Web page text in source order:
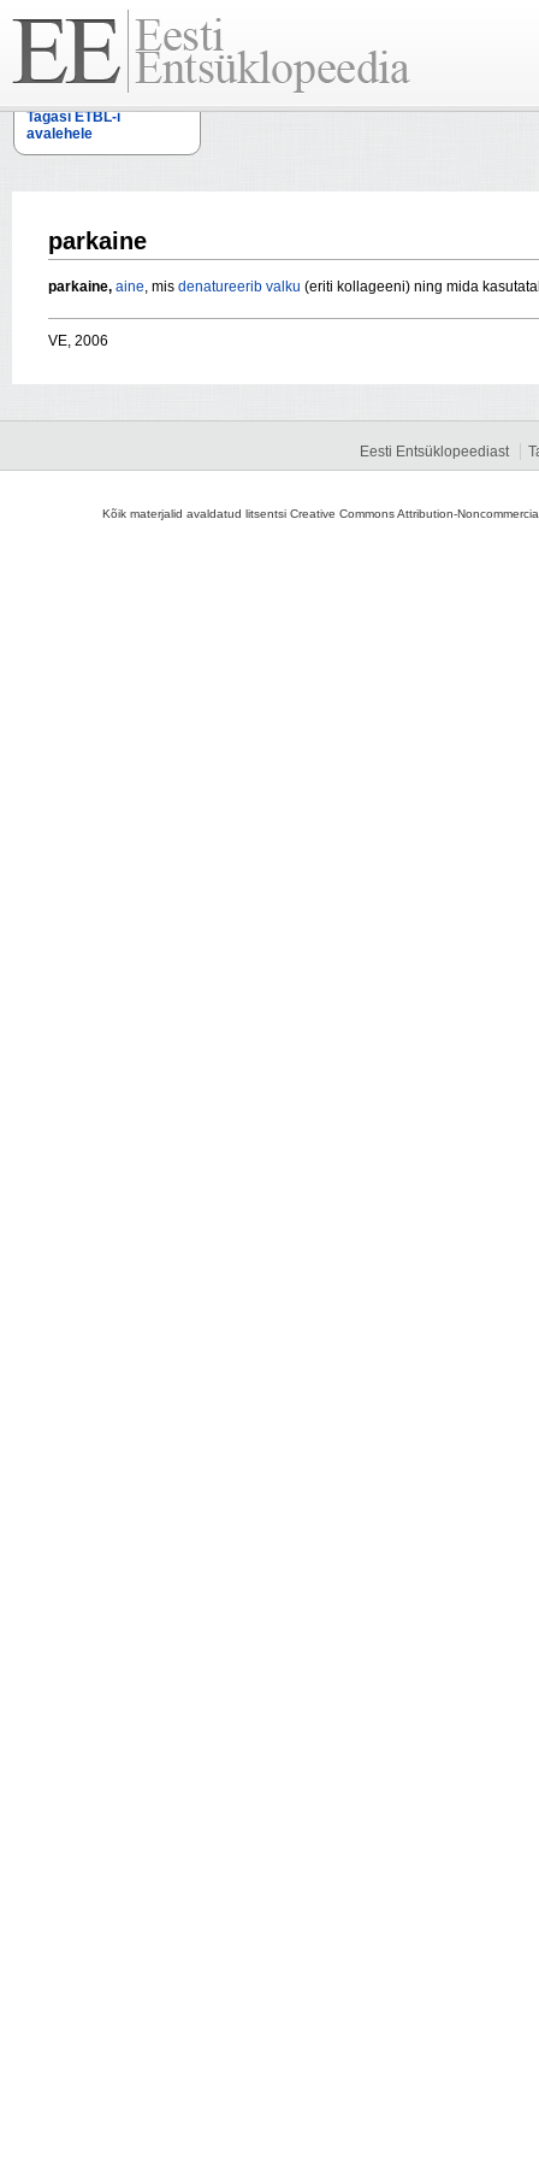
Tagasi ETBL-i
avalehele
parkaine
parkaine, aine, mis denatureerib valku (eriti kollageeni) ning mida
VE, 2006
Eesti Entsüklopeediast
Kõik materjalid avaldatud litsentsi Creative Commons Attribution-